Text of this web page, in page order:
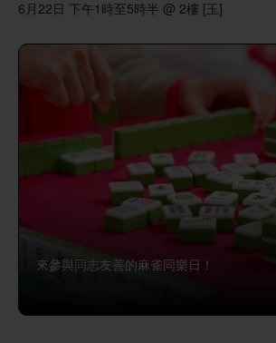
6月22日 下午1時至5時半 @ 2樓 [玉]
來參與同志友善的麻雀同樂日！